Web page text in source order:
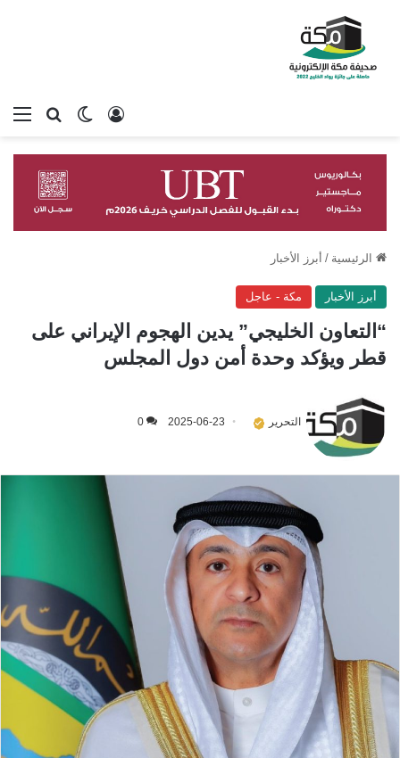
بحثالوضع
تسجيل الدخول
الرئيسية / أبرز الأخبار
أبرز الأخبار مكة - عاجل
“التعاون الخليجي” يدين الهجوم الإيراني على
قطر ويؤكد وحدة أمن دول المجلس
التحرير 2025-06-23
0